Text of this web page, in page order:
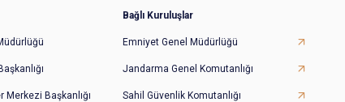
Merkezi Başkanlığı
Bağlı Kuruluşlar
Emniyet Genel Müdürlüğü
Jandarma Genel Komutanlığı
Sahil Güvenlik Komutanlığı